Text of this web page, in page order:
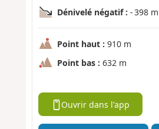
Dénivelé négatif : - 398 m
Point haut : 910 m
Point bas : 632 m
Ouvrir dans l'app